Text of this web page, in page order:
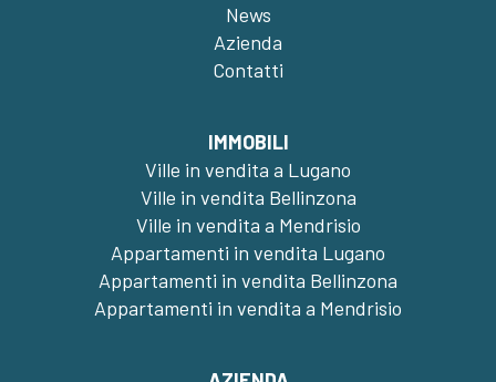
News
Azienda
Contatti
IMMOBILI
Ville in vendita a Lugano
Ville in vendita Bellinzona
Ville in vendita a Mendrisio
Appartamenti in vendita Lugano
Appartamenti in vendita Bellinzona
Appartamenti in vendita a Mendrisio